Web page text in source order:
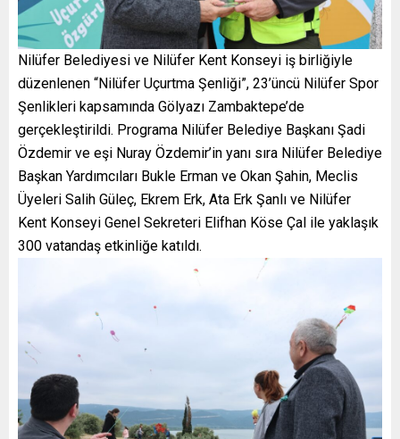
Nilüfer Belediyesi ve Nilüfer Kent Konseyi iş birliğiyle
düzenlenen “Nilüfer Uçurtma Şenliği”, 23’üncü Nilüfer Spor
Şenlikleri kapsamında Gölyazı Zambaktepe’de
gerçekleştirildi. Programa Nilüfer Belediye Başkanı Şadi
Özdemir ve eşi Nuray Özdemir’in yanı sıra Nilüfer Belediye
Başkan Yardımcıları Bukle Erman ve Okan Şahin, Meclis
Üyeleri Salih Güleç, Ekrem Erk, Ata Erk Şanlı ve Nilüfer
Kent Konseyi Genel Sekreteri Elifhan Köse Çal ile yaklaşık
300 vatandaş etkinliğe katıldı.